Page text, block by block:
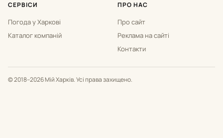
СЕРВІСИ
Погода у Харкові
Каталог компаній
ПРО НАС
Про сайт
Реклама на сайті
Контакти
© 2018–2026 Мій Харків. Усі права захищено.